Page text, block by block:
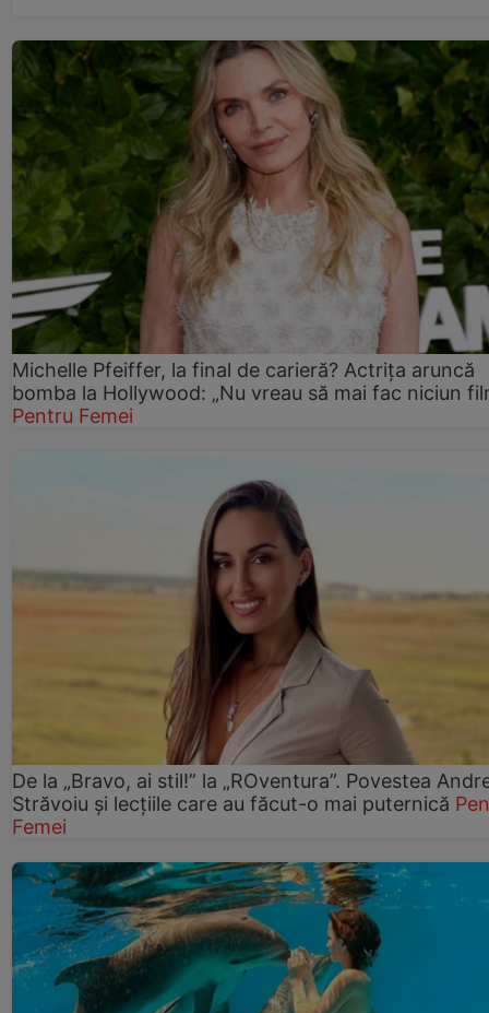
Michelle Pfeiffer, la final de carieră? Actrița aruncă
bomba la Hollywood: „Nu vreau să mai fac niciun
Pentru Femei
De la „Bravo, ai stil!” la „ROventura”. Povestea
Străvoiu și lecțiile care au făcut-o mai puternică
Femei